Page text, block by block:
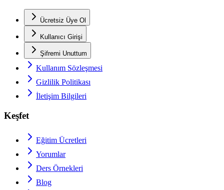
Ücretsiz Üye Ol
Kullanıcı Girişi
Şifremi Unuttum
Kullanım Sözleşmesi
Gizlilik Politikası
İletişim Bilgileri
Keşfet
Eğitim Ücretleri
Yorumlar
Ders Örnekleri
Blog